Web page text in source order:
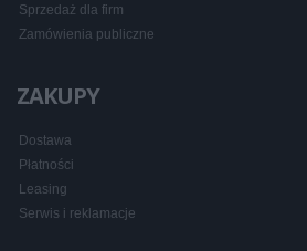
Sprzedaż dla firm
Zamówienia publiczne
ZAKUPY
Dostawa
Płatności
Leasing
Serwis i reklamacje